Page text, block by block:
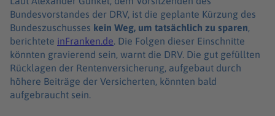
Bundesvorstandes der DRV, ist die geplante Kürzung des
Bundeszuschusses kein Weg, um tatsächlich zu sparen,
berichtete inFranken.de. Die Folgen dieser Einschnitte
könnten gravierend sein, warnt die DRV. Die gut gefüllten
Rücklagen der Rentenversicherung, aufgebaut durch
höhere Beiträge der Versicherten, könnten bald
aufgebraucht sein.